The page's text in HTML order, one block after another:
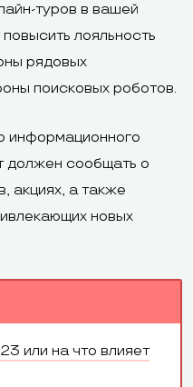
туров в вашей
лояльность
рядовых
поисковых роботов.
информационного
должен сообщать о
акциях, а также
новых
или на что влияет